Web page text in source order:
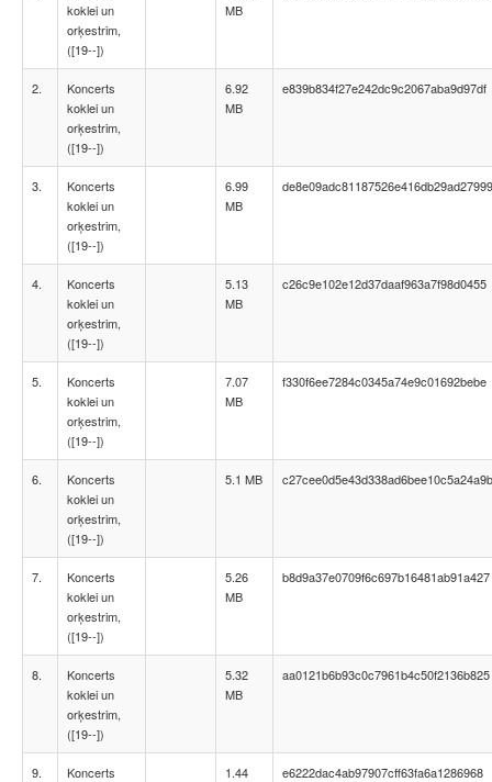
koklei un
orķestrim,
([19--])
MB
2.
Koncerts
koklei un
orķestrim,
([19--])
6.92
MB
e839b834f27e242dc9c2067aba9d97df
3.
Koncerts
koklei un
orķestrim,
([19--])
6.99
MB
de8e09adc81187526e416db29ad27999
4.
Koncerts
koklei un
orķestrim,
([19--])
5.13
MB
c26c9e102e12d37daaf963a7f98d0455
5.
Koncerts
koklei un
orķestrim,
([19--])
7.07
MB
f330f6ee7284c0345a74e9c01692bebe
6.
Koncerts
koklei un
orķestrim,
([19--])
5.1 MB c27cee0d5e43d338ad6bee10c5a24a9b
7.
Koncerts
koklei un
orķestrim,
([19--])
5.26
MB
b8d9a37e0709f6c697b16481ab91a427
8.
Koncerts
koklei un
orķestrim,
([19--])
5.32
MB
aa0121b6b93c0c7961b4c50f2136b825
9.
Koncerts
1.44
e6222dac4ab97907cff63fa6a1286968